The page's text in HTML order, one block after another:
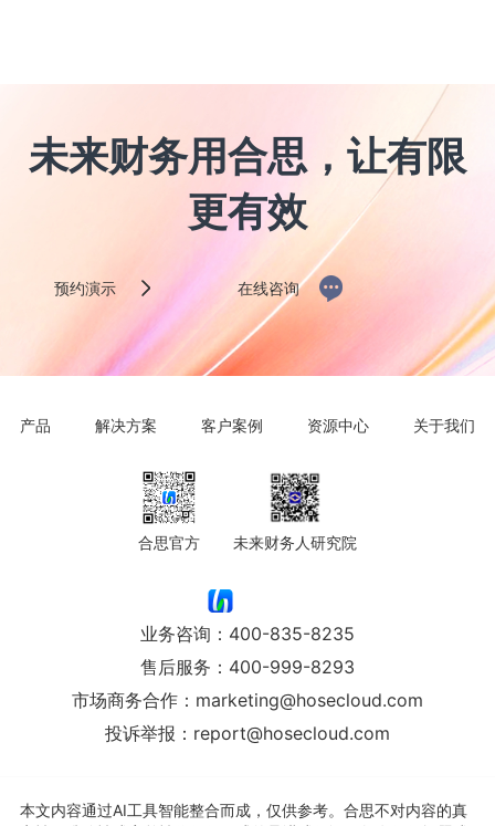
未来财务用合思，让有限
更有效
预约演示 在线咨询
产品 解决方案 客户案例 资源中心 关于我们
合思官方 未来财务人研究院
业务咨询： 400-835-8235
售后服务： 400-999-8293
市场商务合作： marketing@hosecloud.com
投诉举报： report@hosecloud.com
本文内容通过AI工具智能整合而成，仅供参考。合思不对内容的真